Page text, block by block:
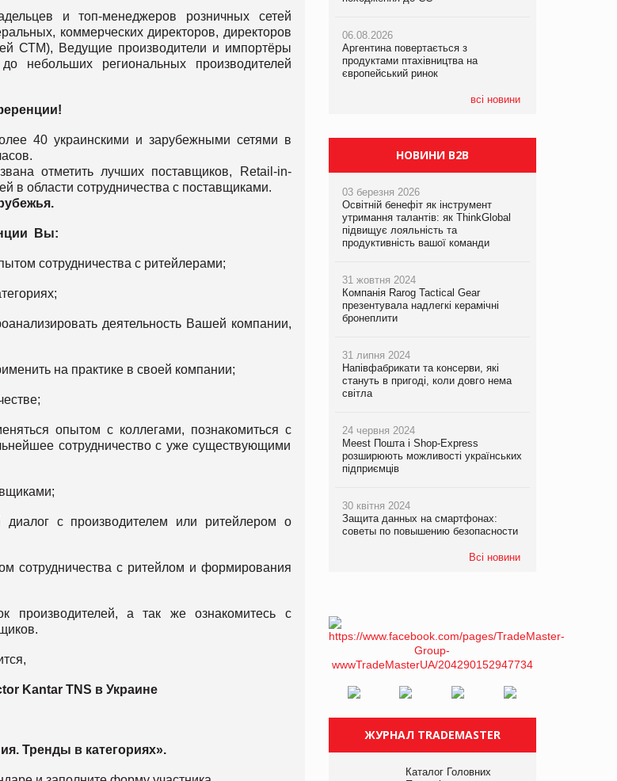
и топ-менеджеров розничных сетей
коммерческих директоров, директоров
СТМ), Ведущие производители и импортёры
небольших региональных производителей
40 украинскими и зарубежными сетями в
отметить лучших поставщиков, Retail-in-
в области сотрудничества с поставщиками.
Вы:
сотрудничества с ритейлерами;
деятельность Вашей компании,
на практике в своей компании;
опытом с коллегами, познакомиться с
сотрудничество с уже существующими
диалог с производителем или ритейлером о
сотрудничества с ритейлом и формирования
производителей, а так же ознакомитесь с
Kantar TNS в Украине
Тренды в категориях».
06.08.2026
Аргентина повертається з
продуктами птахівництва на
європейський ринок
всі новини
05.08.2026
Смачне поповнення дитячого меню:
у VARUS з’явилися новинки від ТМ
ТОКЕРИ
хлібобулочні вироби на
PrivateLabel&FMCG Master 2026
06.08.2026
Аргентина повертається з
продуктами птахівництва на
європейський ринок
НОВИНИ B2B
03 березня 2026
Освітній бенефіт як інструмент
утримання талантів: як ThinkGlobal
підвищує лояльність та
продуктивність вашої команди
31 жовтня 2024
Компанія Rarog Tactical Gear
презентувала надлегкі керамічні
бронеплити
31 липня 2024
Напівфабрикати та консерви, які
стануть в пригоді, коли довго нема
світла
24 червня 2024
Meest Пошта і Shop-Express
розширюють можливості українських
підприємців
30 квітня 2024
Защита данных на смартфонах:
советы по повышению безопасности
Всі новини
ЖУРНАЛ TRADEMASTER
Каталог Головних